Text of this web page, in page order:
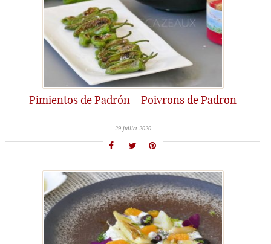
Pimientos de Padrón – Poivrons de Padron
29 juillet 2020